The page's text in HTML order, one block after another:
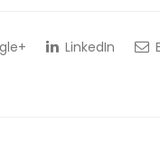
LinkedIn